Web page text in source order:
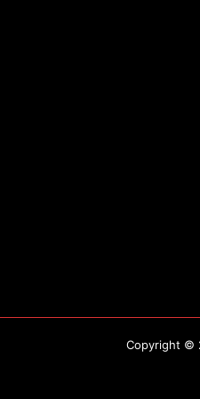
Copyright ©